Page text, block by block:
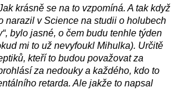
krásně se na to vzpomíná. A tak když
narazil v Science na studii o holubech
bylo jasné, o čem budu tenhle týden
mi to už nevyfoukl Mihulka). Určitě
kteří to budou považovat za
za nedouky a každého, kdo to
retarda. Ale jakže to napsal